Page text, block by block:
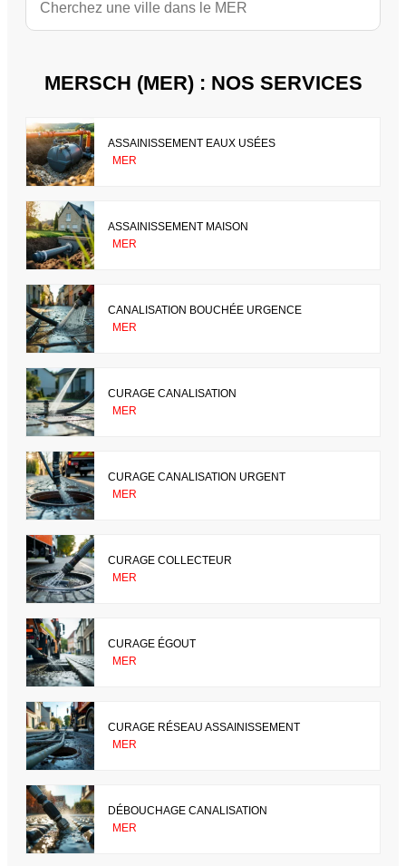
MERSCH (MER) : NOS SERVICES
ASSAINISSEMENT EAUX USÉES
MER
ASSAINISSEMENT MAISON
MER
CANALISATION BOUCHÉE URGENCE
MER
CURAGE CANALISATION
MER
CURAGE CANALISATION URGENT
MER
CURAGE COLLECTEUR
MER
CURAGE ÉGOUT
MER
CURAGE RÉSEAU ASSAINISSEMENT
MER
DÉBOUCHAGE CANALISATION
MER